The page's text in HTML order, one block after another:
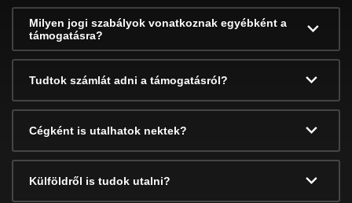
Milyen jogi szabályok vonatkoznak egyébként a
támogatásra?
Tudtok számlát adni a támogatásról?
Cégként is utalhatok nektek?
Külföldről is tudok utalni?